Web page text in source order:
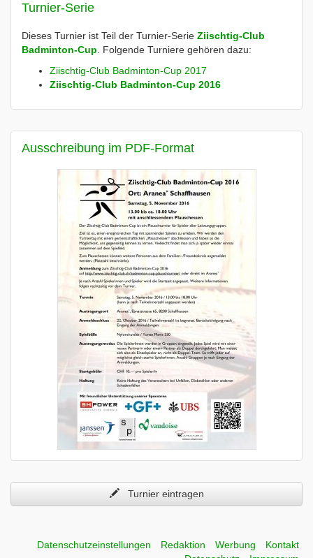
Turnier-Serie
Dieses Turnier ist Teil der Turnier-Serie Ziischtig-Club
Badminton-Cup . Folgende Turniere gehören dazu:
Ziischtig-Club Badminton-Cup 2017
Ziischtig-Club Badminton-Cup 2016
Ausschreibung im PDF-Format
Turnier eintragen
Datenschutzeinstellungen Redaktion Werbung
Kontakt